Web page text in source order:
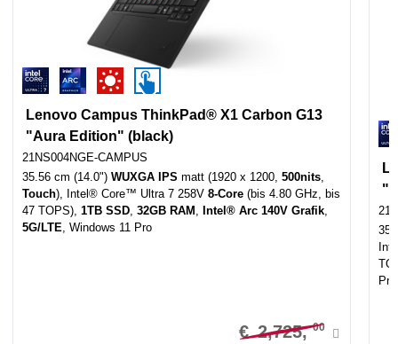
Lenovo Campus ThinkPad® X1 Carbon G13
"Aura Edition" (black)
21NS004NGE-CAMPUS
35.56 cm (14.0") WUXGA IPS matt (1920 x 1200, 500nits,
Touch), Intel® Core™ Ultra 7 258V 8-Core (bis 4.80 GHz, bis
47 TOPS), 1TB SSD, 32GB RAM , Intel® Arc 140V Grafik,
5G/LTE, Windows 11 Pro
€ 2,725, 00
Pro